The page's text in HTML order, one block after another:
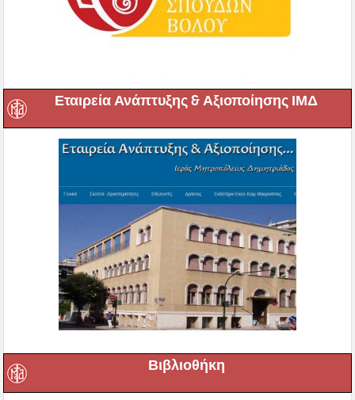
Εταιρεία Ανάπτυξης & Αξιοποίησης ΙΜΔ
Βιβλιοθήκη